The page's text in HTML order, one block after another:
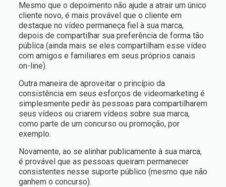
Mesmo que o depoimento não ajude a atrair um único
cliente novo, é mais provável que o cliente em
destaque no vídeo permaneça fiel à sua marca,
depois de compartilhar sua preferência de forma tão
pública (ainda mais se eles compartilham esse vídeo
com amigos e familiares em seus próprios canais
on-line).
Outra maneira de aproveitar o princípio da
consistência em seus esforços de videomarketing é
simplesmente pedir às pessoas para compartilharem
seus vídeos ou criarem vídeos sobre sua marca,
como parte de um concurso ou promoção, por
exemplo.
Novamente, ao se alinhar publicamente à sua marca,
é provável que as pessoas queiram permanecer
consistentes nesse suporte público (mesmo que não
ganhem o concurso).